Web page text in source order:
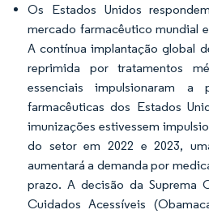
Os Estados Unidos
mercado farmacêutico mundial
A contínua implantação global
reprimida por tratamentos
essenciais impulsionaram
farmacêuticas dos Estados
imunizações estivessem
do setor em 2022 e 2023,
aumentará a demanda por
prazo. A decisão da Suprema
Cuidados Acessíveis